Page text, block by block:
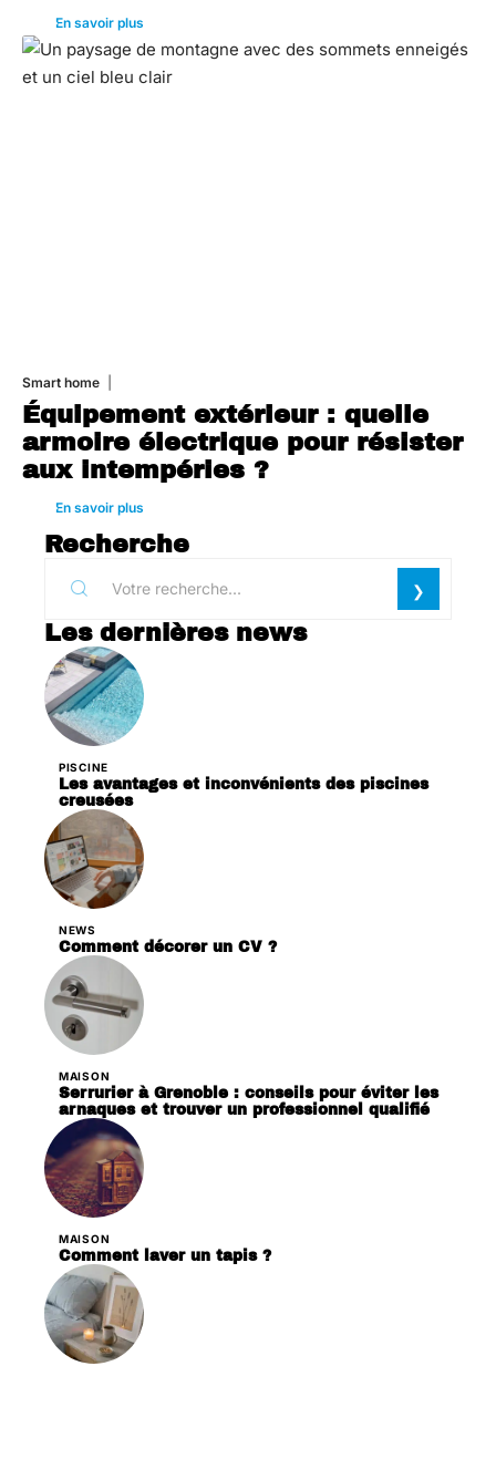
En savoir plus
Smart home
Équipement extérieur : quelle
armoire électrique pour résister
aux intempéries ?
En savoir plus
Recherche
Les dernières news
PISCINE
Les avantages et inconvénients des piscines
creusées
NEWS
Comment décorer un CV ?
MAISON
Serrurier à Grenoble : conseils pour éviter les
arnaques et trouver un professionnel qualifié
MAISON
Comment laver un tapis ?